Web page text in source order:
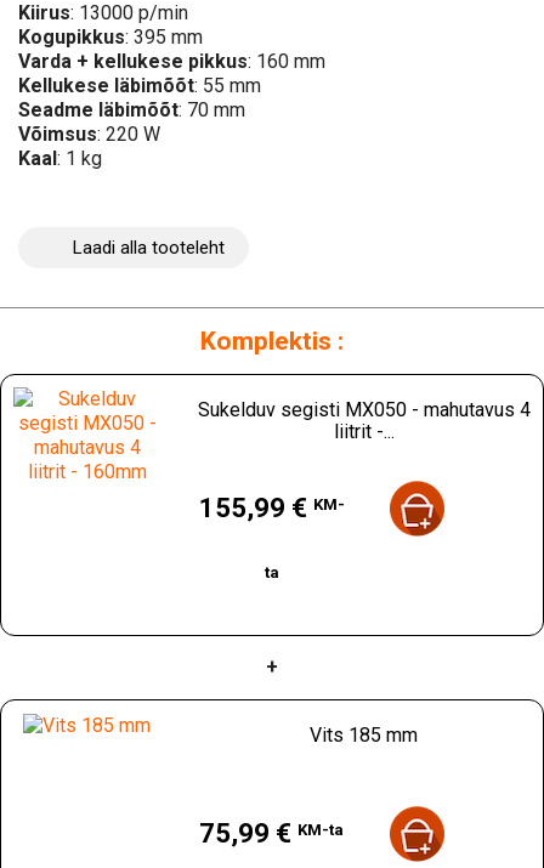
Kiirus: 13000 p/min
Kogupikkus: 395 mm
Varda + kellukese pikkus: 160 mm
Kellukese läbimõõt: 55 mm
Seadme läbimõõt: 70 mm
Võimsus: 220 W
Kaal : 1 kg
Laadi alla tooteleht
Komplektis :
Sukelduv segisti MX050 - mahutavus 4
liitrit -...
155,99 € KM-
ta
+
Vits 185 mm
75,99 € KM-ta